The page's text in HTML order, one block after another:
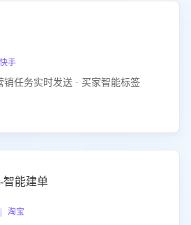
手
销任务实时发送 · 买家智能标签
智能建单
淘宝